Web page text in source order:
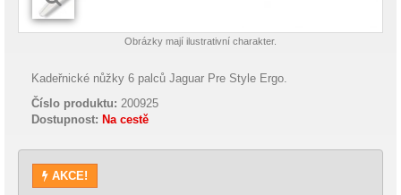
Obrázky mají ilustrativní charakter.
Kadeřnické nůžky 6 palců Jaguar Pre Style Ergo.
Číslo produktu: 200925
Dostupnost: Na cestě
AKCE!